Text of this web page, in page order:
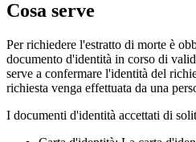
Cosa serve
Per richiedere l'estratto di morte è
documento d'identità in corso di
serve a confermare l'identità del
richiesta venga effettuata da una
I documenti d'identità accettati di